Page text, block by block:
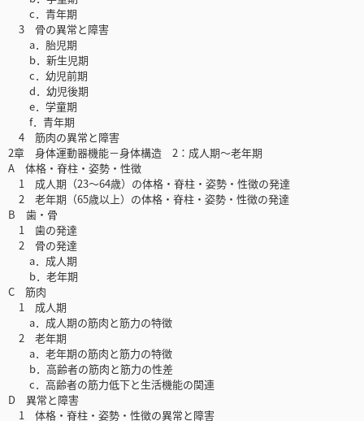
c．青年期
3 骨の異常と障害
a．胎児期
b．新生児期
c．幼児前期
d．幼児後期
e．学童期
f．青年期
4 筋肉の異常と障害
2章 身体運動器機能－身体構造 2：成人期～老年期
A 体格・脊柱・姿勢・性徴
1 成人期（23～64歳）の体格・脊柱・姿勢・性徴の発達
2 老年期（65歳以上）の体格・脊柱・姿勢・性徴の発達
B 歯・骨
1 歯の発達
2 骨の発達
a．成人期
b．老年期
C 筋肉
1 成人期
a．成人期の筋肉と筋力の特徴
2 老年期
a．老年期の筋肉と筋力の特徴
b．高齢者の筋肉と筋力の性差
c．高齢者の筋力低下と生活機能の関連
D 異常と障害
1 体格・脊柱・姿勢・性徴の異常と障害